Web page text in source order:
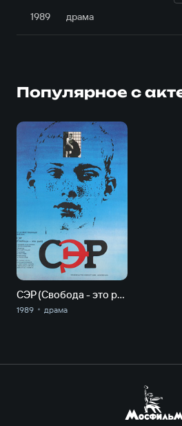
1989
драма
Популярное с
СЭР (Свобода - это рай)
1989 драма